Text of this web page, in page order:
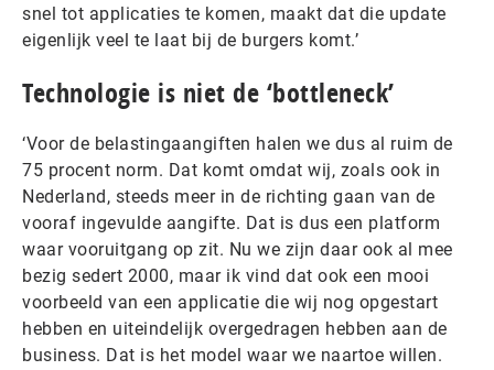
snel tot applicaties te komen, maakt dat die update
eigenlijk veel te laat bij de burgers komt.’
Technologie is niet de ‘bottleneck’
‘Voor de belastingaangiften halen we dus al ruim de
75 procent norm. Dat komt omdat wij, zoals ook in
Nederland, steeds meer in de richting gaan van de
vooraf ingevulde aangifte. Dat is dus een platform
waar vooruitgang op zit. Nu we zijn daar ook al mee
bezig sedert 2000, maar ik vind dat ook een mooi
voorbeeld van een applicatie die wij nog opgestart
hebben en uiteindelijk overgedragen hebben aan de
business. Dat is het model waar we naartoe willen.